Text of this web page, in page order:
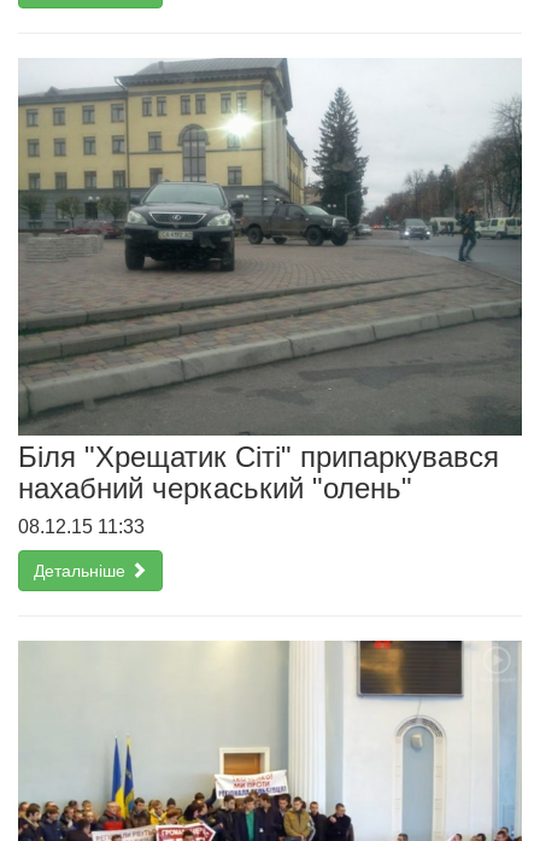
Біля "Хрещатик Сіті" припаркувався
нахабний черкаський "олень"
08.12.15 11:33
Детальніше